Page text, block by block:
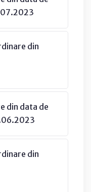
din
din data de
din